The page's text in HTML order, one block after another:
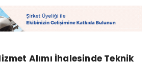
Alımı İhalesinde Teknik